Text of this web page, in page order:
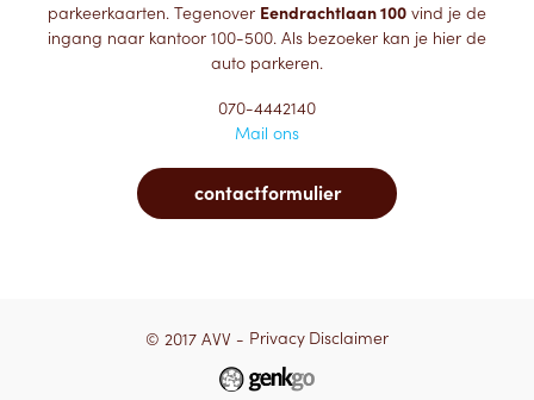
parkeerkaarten. Tegenover Eendrachtlaan 100 vind je de
ingang naar kantoor 100-500. Als bezoeker kan je hier de
auto parkeren.
070-4442140
Mail ons
contactformulier
© 2017 AVV - Privacy Disclaimer